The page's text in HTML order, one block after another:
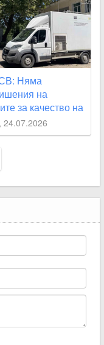
Няма
на
за качество на
след пожара в
24.07.2026